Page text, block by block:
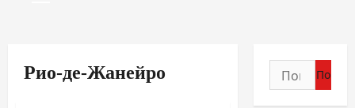
Рио-де-Жанейро Найти: